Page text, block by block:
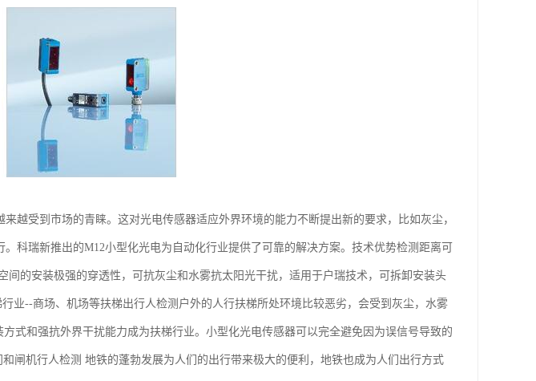
越受到市场的青睐。这对光电传感器适应外界环境的能力不断提出新的要求，比如灰尘，
科瑞新推出的M12小型化光电为自动化行业提供了可靠的解决方案。技术优势检测距离可
间的安装极强的穿透性，可抗灰尘和水雾抗太阳光干扰，适用于户瑞技术，可拆卸安装头
业--商场、机场等扶梯出行人检测户外的人行扶梯所处环境比较恶劣，会受到灰尘，水雾
式和强抗外界干扰能力成为扶梯行业。小型化光电传感器可以完全避免因为误信号导致的
闸机行人检测 地铁的蓬勃发展为人们的出行带来极大的便利，地铁也成为人们出行方式